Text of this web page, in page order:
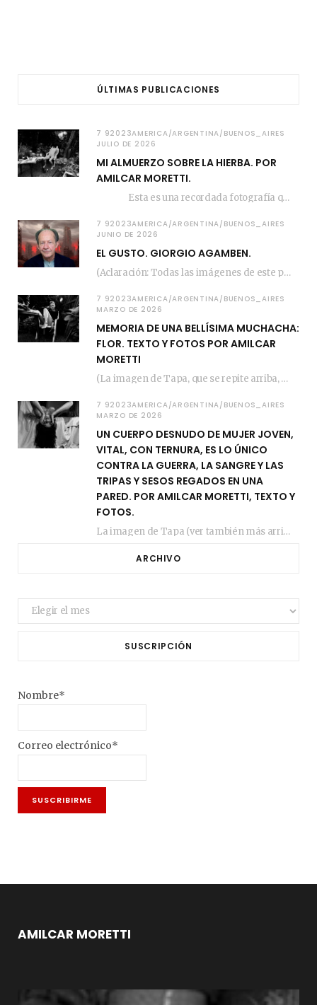
ÚLTIMAS PUBLICACIONES
7 92023AMERICA/ARGENTINA/BUENOS_AIRES
JULIO DE 2026
MI ALMUERZO SOBRE LA HIERBA. POR
AMILCAR MORETTI.
Esta es una recordada fotografía que registré…
7 92023AMERICA/ARGENTINA/BUENOS_AIRES
JUNIO DE 2026
EL GUSTO. GIORGIO AGAMBEN.
(Aclaración: Todas las imágenes de este posteo fueron tomadas de Bloghemia.com, y todos los…
7 92023AMERICA/ARGENTINA/BUENOS_AIRES
MARZO DE 2026
MEMORIA DE UNA BELLÍSIMA MUCHACHA:
FLOR. TEXTO Y FOTOS POR AMILCAR
MORETTI
(La imagen de Tapa, que se repite arriba, fue compuesta por Amilcar Moretti el viernes…
7 92023AMERICA/ARGENTINA/BUENOS_AIRES
MARZO DE 2026
UN CUERPO DESNUDO DE MUJER JOVEN,
VITAL, CON TERNURA, ES LO ÚNICO
CONTRA LA GUERRA, LA SANGRE Y LAS
TRIPAS Y SESOS REGADOS EN UNA
PARED. POR AMILCAR MORETTI, TEXTO Y
FOTOS.
La imagen de Tapa (ver también más arriba) fue compuesta en estos días de febrero…
ARCHIVO
Archivo
SUSCRIPCIÓN
Nombre*
Correo electrónico*
AMILCAR MORETTI